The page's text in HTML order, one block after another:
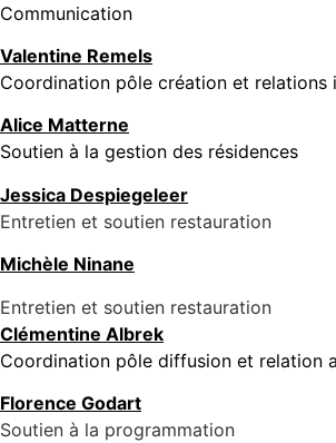
Communication
Valentine Remels
Coordination pôle création et relations
Alice Matterne
Soutien à la gestion des résidences
Jessica Despiegeleer
Entretien et soutien restauration
Michèle Ninane
Entretien et soutien restauration
Clémentine Albrek
Coordination pôle diffusion et relation
Florence Godart
Soutien à la programmation